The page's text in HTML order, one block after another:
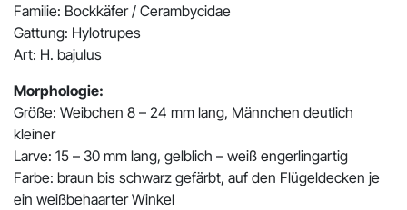
Familie: Bockkäfer / Cerambycidae
Gattung: Hylotrupes
Art: H. bajulus
Morphologie:
Größe: Weibchen 8 – 24 mm lang, Männchen deutlich
kleiner
Larve: 15 – 30 mm lang, gelblich – weiß engerlingartig
Farbe: braun bis schwarz gefärbt, auf den Flügeldecken je
ein weißbehaarter Winkel